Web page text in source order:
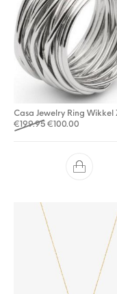
Casa Jewelry Ring Wikkel
€199.95 Oorspronkelijke
€100.00 Huidige